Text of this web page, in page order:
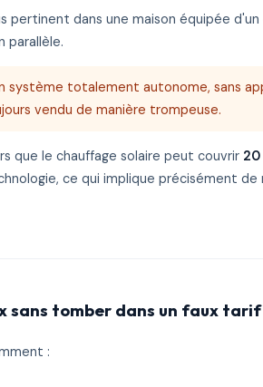
pertinent dans une maison équipée
parallèle.
système totalement autonome, sans
vendu de manière trompeuse.
que le chauffage solaire peut couvrir
ce qui implique précisément de
sans tomber dans un faux
: